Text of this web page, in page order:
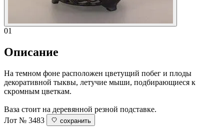
01
Описание
На темном фоне расположен цветущий побег и плоды
декоративной тыквы, летучие мыши, подбирающиеся к
скромным цветкам.
Ваза стоит на деревянной резной подставке.
Лот № 3483
сохранить